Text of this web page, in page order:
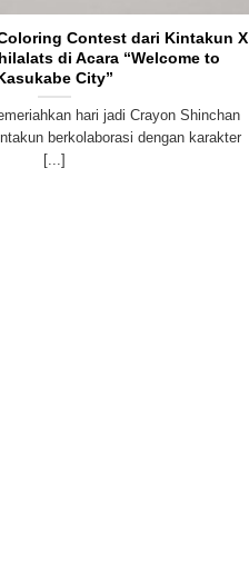
Contest dari Kintakun X
di Acara “Welcome to
City”
hari jadi Crayon Shinchan
berkolaborasi dengan karakter
[...]